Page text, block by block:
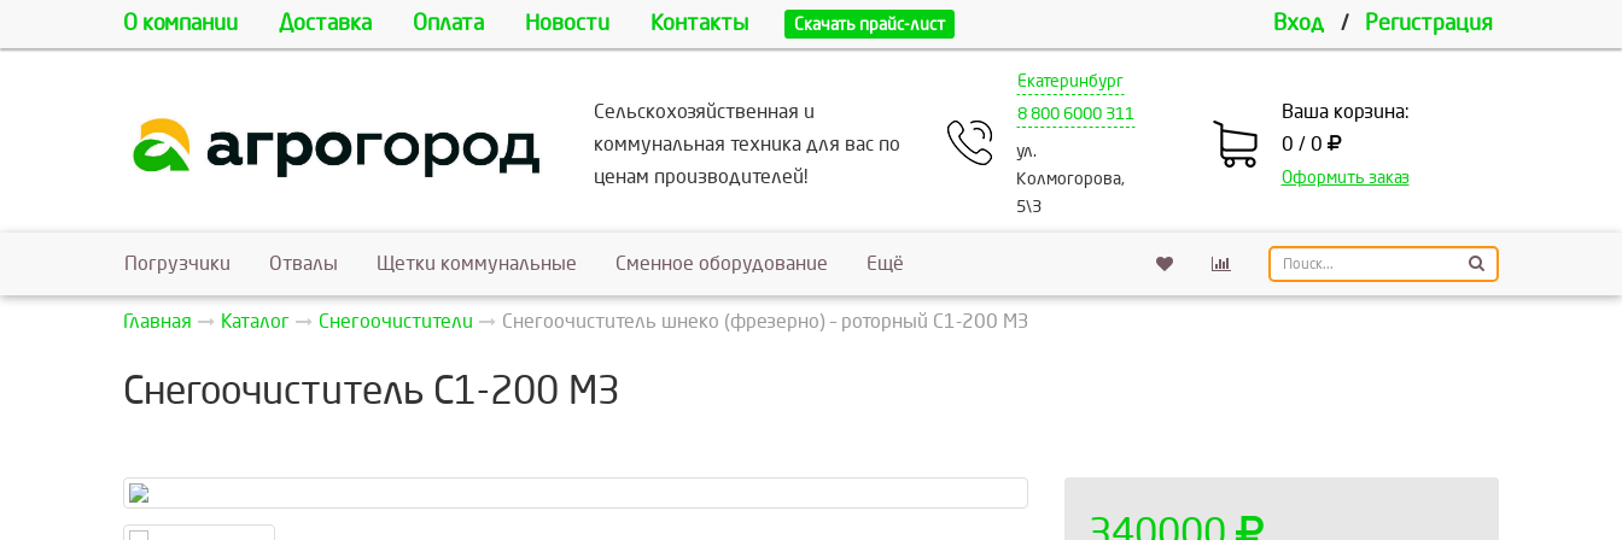
О компании Доставка Оплата Новости Контакты Скачать прайс-лист Вход / Регистрация
Сельскохозяйственная и
коммунальная техника для вас по
ценам производителей!
Екатеринбург
8 800 6000 311
ул.
Колмогорова,
5\3
Ваша корзина:
0 / 0
Оформить заказ
Погрузчики Отвалы Щетки коммунальные Сменное оборудование Ещё
Главная Каталог Снегоочистители Снегоочиститель шнеко (фрезерно) – роторный С1-200 МЗ
Снегоочиститель С1-200 МЗ